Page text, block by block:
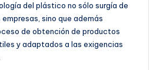
del plástico no sólo surgía de
sino que además
de obtención de productos
y adaptados a las exigencias